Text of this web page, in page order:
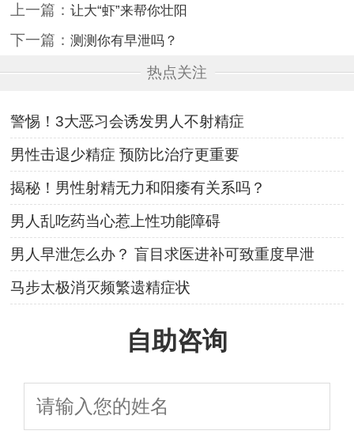
上一篇：让大“虾”来帮你壮阳
下一篇：测测你有早泄吗？
热点关注
警惕！3大恶习会诱发男人不射精症
男性击退少精症 预防比治疗更重要
揭秘！男性射精无力和阳痿有关系吗？
男人乱吃药当心惹上性功能障碍
男人早泄怎么办？ 盲目求医进补可致重度早泄
马步太极消灭频繁遗精症状
自助咨询